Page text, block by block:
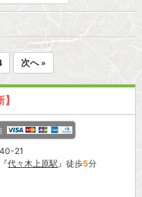
次へ »
21
『代々木上原駅』徒歩5分